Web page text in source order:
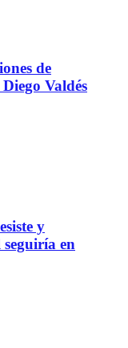
de
Valdés
y
en